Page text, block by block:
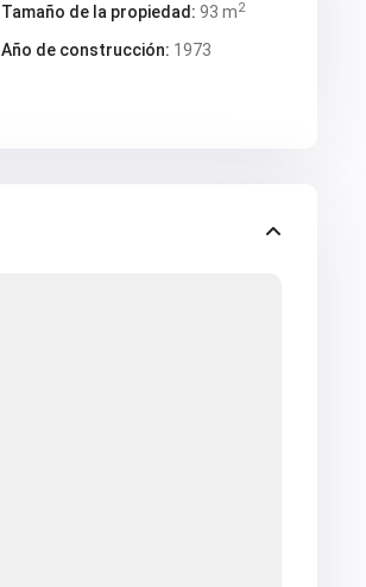
Tamaño de la propiedad: 93 m2
Año de construcción: 1973